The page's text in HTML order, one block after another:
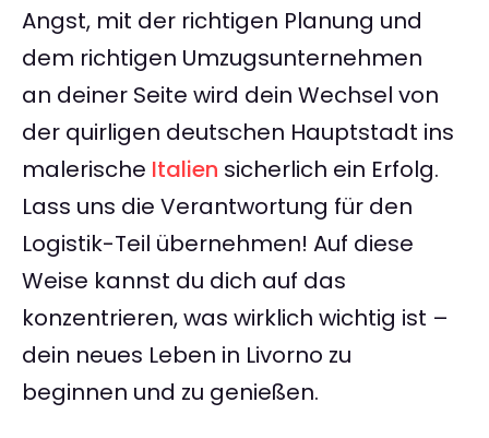
Angst, mit der richtigen Planung und
dem richtigen Umzugsunternehmen
an deiner Seite wird dein Wechsel von
der quirligen deutschen Hauptstadt ins
malerische Italien sicherlich ein Erfolg.
Lass uns die Verantwortung für den
Logistik-Teil übernehmen! Auf diese
Weise kannst du dich auf das
konzentrieren, was wirklich wichtig ist –
dein neues Leben in Livorno zu
beginnen und zu genießen.